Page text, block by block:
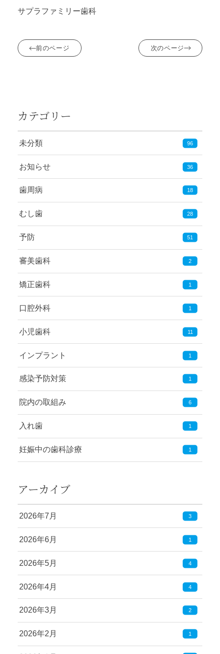
サプラファミリー歯科
前のページ 次のページ
カテゴリー
未分類 96
お知らせ 36
歯周病 18
むし歯 28
予防 51
審美歯科 2
矯正歯科 1
口腔外科 1
小児歯科 11
インプラント 1
感染予防対策 1
院内の取組み 6
入れ歯 1
妊娠中の歯科診療 1
アーカイブ
2026年7月 3
2026年6月 1
2026年5月 4
2026年4月 4
2026年3月 2
2026年2月 1